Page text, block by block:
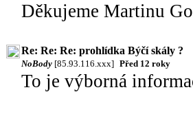
Děkujeme Martinu
Re: Re: Re: prohlídka Býčí skály ?
NoBody [85.93.116.xxx] Před 12 roky
To je výborná